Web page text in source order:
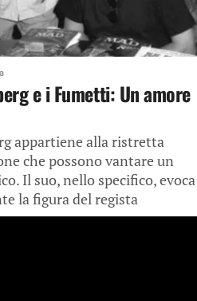
e i Fumetti: Un amore
appartiene alla ristretta
che possono vantare un
Il suo, nello specifico, evoca
la figura del regista
se...